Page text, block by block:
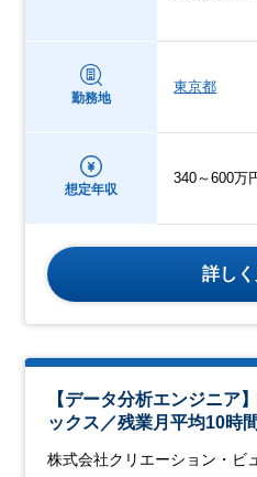
勤務地
東京都
想定年収
340～600万
詳し
【データ分析エンジニア
ックス／残業月平均10時
株式会社クリエーション・ビ